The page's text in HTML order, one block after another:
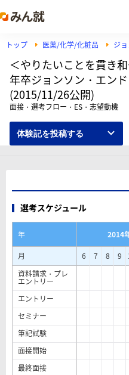
トップ 医薬/化学/化粧品 ジ
＜やりたいことを貫き
年卒ジョンソン・エン
(2015/11/26公開)
面接・選考フロー・ES・志望動機
体験記を投稿する
選考スケジュール
年 2014
月
6 7 8 9
資料請求・プレ
エントリー
エントリー
セミナー
筆記試験
面接開始
最終面接